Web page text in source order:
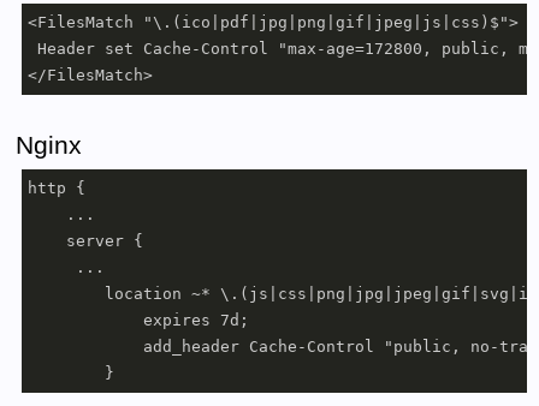
<FilesMatch "\.(ico|pdf|jpg|png|gif|jpeg|js|css)$">
Header set Cache-Control "max-age=172800, public,
</FilesMatch>
Nginx
http {
    ...
    server {
     ...
location ~*
            expires 7d;
add_header Cache-Control "public, no-
        }